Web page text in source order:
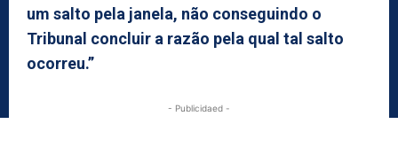
um salto pela janela, não conseguindo o
Tribunal concluir a razão pela qual tal salto
ocorreu.”
- Publicidaed -